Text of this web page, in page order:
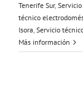
Tenerife Sur,
técnico
Isora, Servicio
Más información